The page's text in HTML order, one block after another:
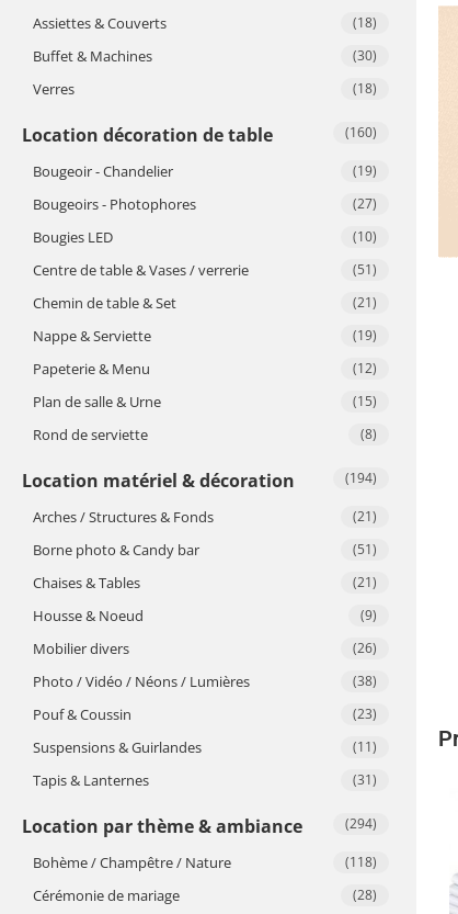
Assiettes & Couverts (18)
Buffet & Machines (30)
Verres (18)
Location décoration de table (160)
Bougeoir - Chandelier (19)
Bougeoirs - Photophores (27)
Bougies LED (10)
Centre de table & Vases / verrerie (51)
Chemin de table & Set (21)
Nappe & Serviette (19)
Papeterie & Menu (12)
Plan de salle & Urne (15)
Rond de serviette (8)
Location matériel & décoration (194)
Arches / Structures & Fonds (21)
Borne photo & Candy bar (51)
Chaises & Tables (21)
Housse & Noeud (9)
Mobilier divers (26)
Photo / Vidéo / Néons / Lumières (38)
Pouf & Coussin (23)
Suspensions & Guirlandes (11)
Tapis & Lanternes (31)
Location par thème & ambiance (294)
Bohème / Champêtre / Nature (118)
Cérémonie de mariage (28)